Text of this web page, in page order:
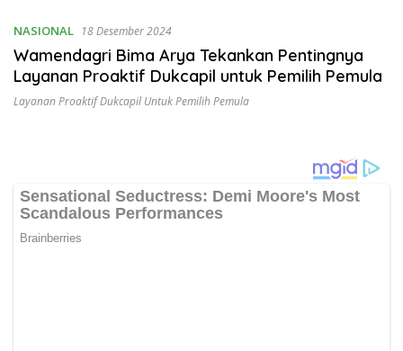
NASIONAL 18 Desember 2024
Wamendagri Bima Arya Tekankan Pentingnya
Layanan Proaktif Dukcapil untuk Pemilih Pemula
Layanan Proaktif Dukcapil Untuk Pemilih Pemula